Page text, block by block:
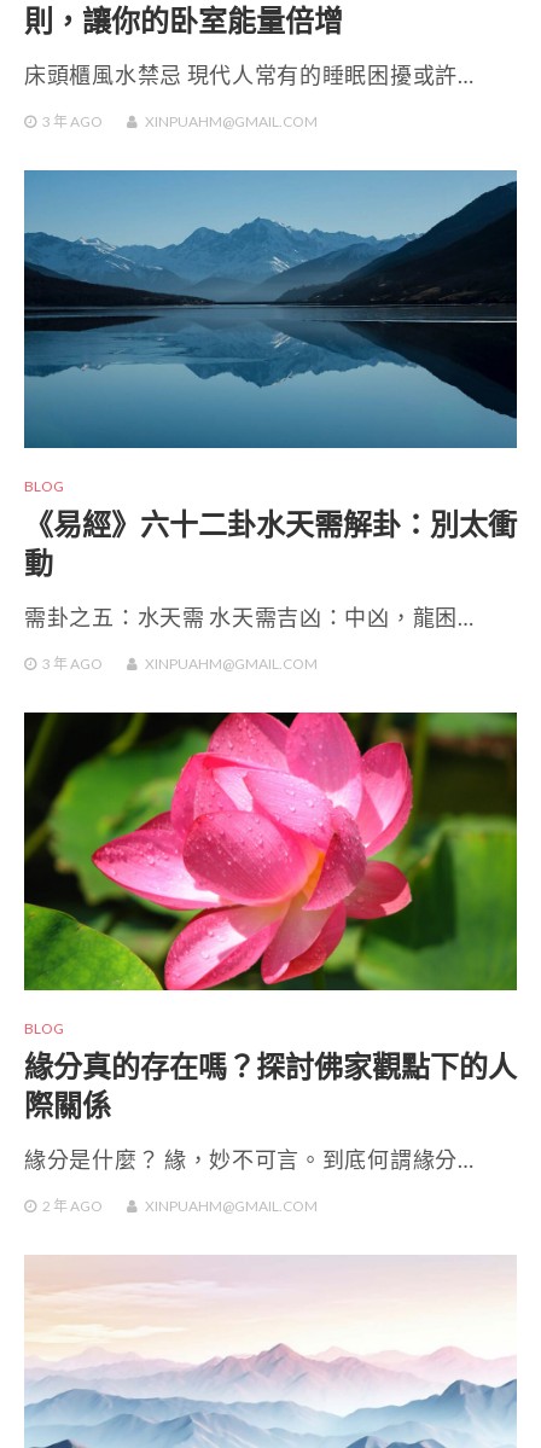
則，讓你的卧室能量倍增
床頭櫃風水禁忌 現代人常有的睡眠困擾或許…
3 年 AGO XINPUAHM@GMAIL.COM
BLOG
《易經》六十二卦水天需解卦：別太衝
動
需卦之五：水天需 水天需吉凶：中凶，龍困…
3 年 AGO XINPUAHM@GMAIL.COM
BLOG
緣分真的存在嗎？探討佛家觀點下的人
際關係
緣分是什麼？ 緣，妙不可言。到底何謂緣分…
2 年 AGO XINPUAHM@GMAIL.COM